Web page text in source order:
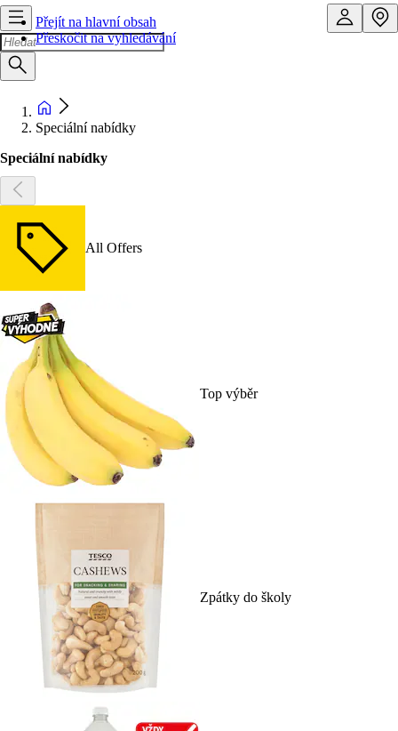
Přejít na hlavní obsah
Přeskočit na vyhledávání
Speciální nabídky
Speciální nabídky
All Offers
Top výběr
Zpátky do školy